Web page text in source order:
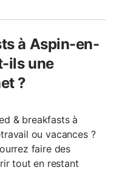
à Aspin-en-
ils une
?
& breakfasts à
ou vacances ?
faire des
tout en restant